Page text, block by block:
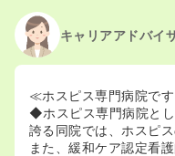
キャリアアドバイ
≪ホスピス専門病院で
◆ホスピス専門病院と
誇る同院では、ホスピ
また、緩和ケア認定看